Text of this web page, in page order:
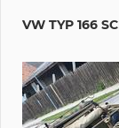
VW TYP 166